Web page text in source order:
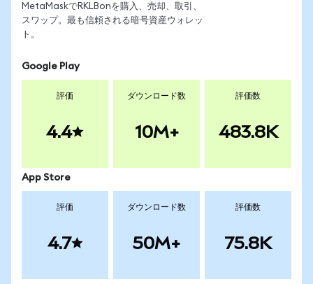
MetaMaskでRKLBonを購入、売却、取引、
スワップ。最も信頼される暗号資産ウォレッ
ト。
Google Play
評価
4.4
ダウンロード数
10M+
評価数
483.8K
App Store
評価
4.7
ダウンロード数
50M+
評価数
75.8K